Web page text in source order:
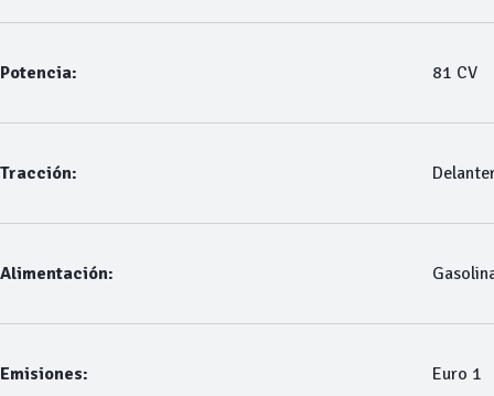
Potencia: 81 CV
Tracción:
Alimentación:
Emisiones: Euro 1